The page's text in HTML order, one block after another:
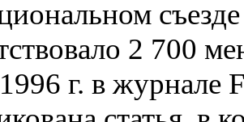
2 700
г. в журнале